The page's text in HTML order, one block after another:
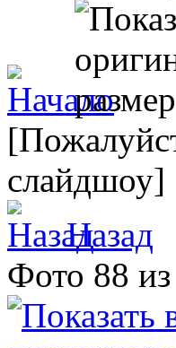
слайдшоу]
Назад
Фото 88